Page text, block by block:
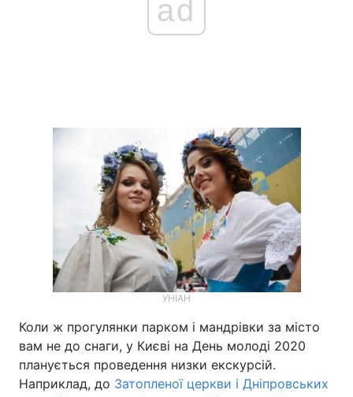
ad
УНІАН
Коли ж прогулянки парком і мандрівки за місто
вам не до снаги, у Києві на День молоді 2020
планується проведення низки екскурсій.
Наприклад, до Затопленої церкви і Дніпровських